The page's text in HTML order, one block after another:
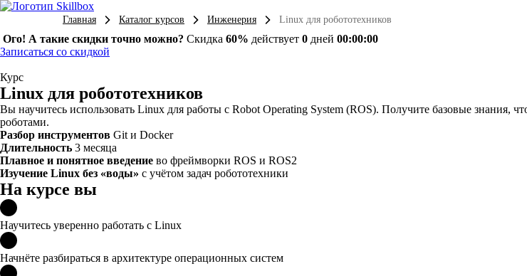
Главная Каталог курсов Инженерия Linux для робототехников
Ого! А такие скидки точно можно? Скидка 60% действует 0 дней 00:00:00
Записаться со скидкой
Курс
Linux для робототехников
Вы научитесь использовать Linux для работы с Robot Operating System (ROS). Получите базовые знания,
роботами.
Разбор инструментов Git и Docker
Длительность 3 месяца
Плавное и понятное введение во фреймворки ROS и ROS2
Изучение Linux без «воды» с учётом задач робототехники
На курсе вы
Научитесь уверенно работать с Linux
Начнёте разбираться в архитектуре операционных систем